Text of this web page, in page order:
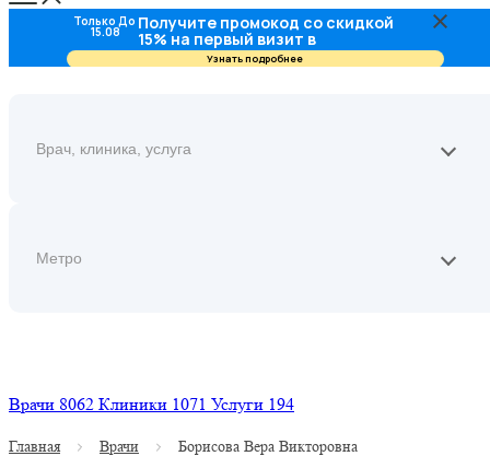
Врачи 8062 Клиники 1071 Услуги 194
Главная Врачи Борисова Вера Викторовна
Только До
15.08 Получите промокод со скидкой
15% на первый визит в
стоматологию
Узнать подробнее